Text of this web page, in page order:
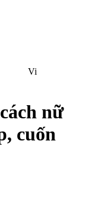
Vi
nữ
cuốn